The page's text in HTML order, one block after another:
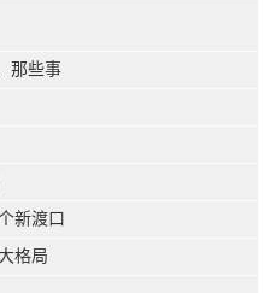
那些事
新渡口
格局